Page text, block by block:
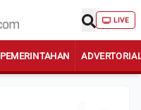
LIVE
PEMERINTAHAN